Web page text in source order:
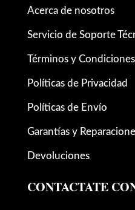
Acerca de nosotros
Servicio de Soporte
Términos y Condiciones
Políticas de Privacidad
Políticas de Envío
Garantías y
Devoluciones
CONTACTATE